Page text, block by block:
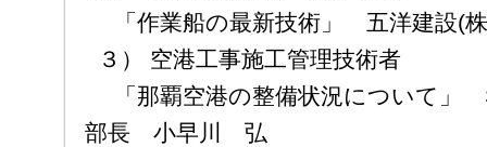
「作業船の最新技術」 五洋建設(
３） 空港工事施工管理技術者
「那覇空港の整備状況について
部長 小早川 弘